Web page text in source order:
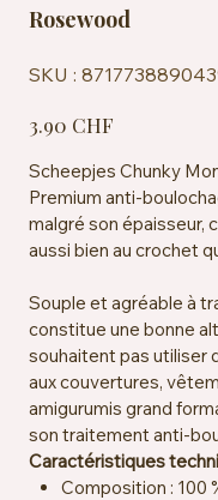
Rosewood
SKU : 8717738890439
3.90 CHF
Scheepjes Chunky
Premium anti-
malgré son épaisseur,
aussi bien au crochet
Souple et agréable à
constitue une bonne
souhaitent pas utiliser
aux couvertures,
amigurumis grand
son traitement anti-
Caractéristiques
Composition : 100